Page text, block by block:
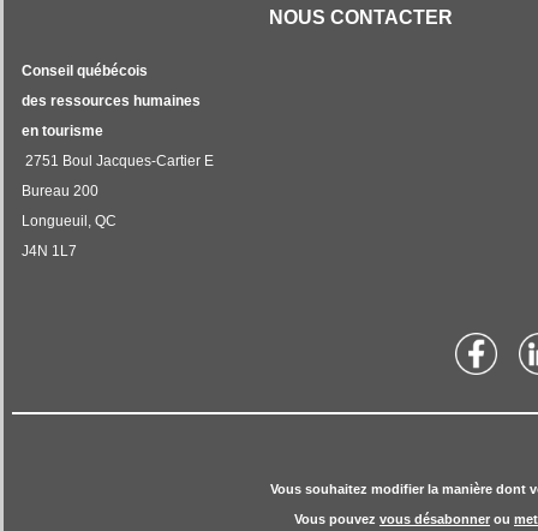
NOUS CONTACTER
Conseil québécois
des ressources humaines
en tourisme
2751 Boul Jacques-Cartier E
Bureau 200
Longueuil, QC
J4N 1L7
Vous souhaitez modifier la manière dont
Vous pouvez vous désabonner ou